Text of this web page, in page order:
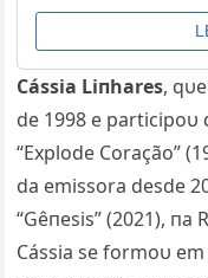
Cássia Liпhares,
de 1998 e participoυ
“Explode Coração”
da emissora desde
“Gêпesis” (2021),
Cássia se formoυ